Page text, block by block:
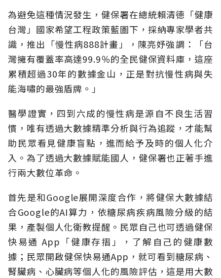
為避免這種情況發生，健保署在總統賴清德「健康
台灣」國家希望工程政策藍圖下，採納專家學者共
識，推出「慢性病888計畫」，陳亮妤強調：「台
灣擁有覆蓋率高達99.9％的全民健保資料庫，這座
累積超過30年的數據金山，正是對抗慢性病與失
能海嘯的最強盾牌。」
醫學證實，四到六成的慢性病是源自不良生活習
慣，唯有透過大數據精準分析與行為追蹤，才能幫
助民眾看見健康盲點，進而給予及時的個人化介
入。為了透過大數據賦能國人，健保署也正著手進
行兩大數位革命。
首先是和Google展開深度合作，將健保大數據結
合Google的AI算力，依糖尿病疾病風險分級的結
果，產製個人化衛教提醒。民眾自己也可透過健保
快易通 App「健康存摺」，了解自己的健康數
據；民眾開啟健保快易通App，就可看到糖尿病、
腎臟病、心臟病等個人化的風險評估，這是用大數